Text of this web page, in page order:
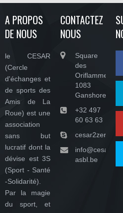
A PROPOS
DE NOUS
le CESAR
(Cercle
d'échanges et
de sports des
Amis de La
Roue) est une
association
sans but
lucratif dont la
dévise est 3S
(Sport - Santé
-Solidarité).
Par la magie
du sport, et
CONTACTEZ
NOUS
Square
des
Oriflammes,
1083
Ganshoren
+32 497
60 63 63
cesar2zeroasbl
info@cesar-
asbl.be